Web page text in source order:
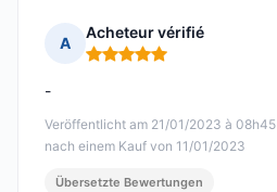
A
Acheteur vérifié
Hinweis: 5 von 5
Veröffentlicht am 21/01/2023 à 08h45
nach einem Kauf von 11/01/2023
-
Übersetzte Bewertungen